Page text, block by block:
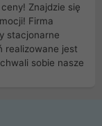
Znajdzie się
Firma
stacjonarne
realizowane jest
sobie nasze